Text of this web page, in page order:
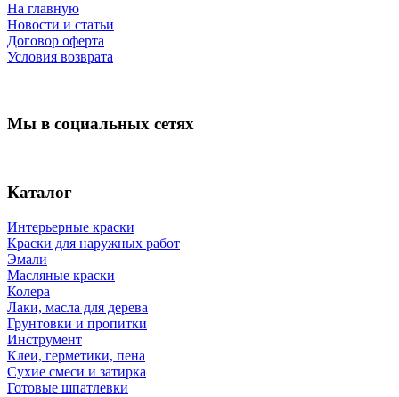
На главную
Новости и статьи
Договор оферта
Условия возврата
Мы в социальных сетях
Каталог
Интерьерные краски
Краски для наружных работ
Эмали
Масляные краски
Колера
Лаки, масла для дерева
Грунтовки и пропитки
Инструмент
Клеи, герметики, пена
Сухие смеси и затирка
Готовые шпатлевки